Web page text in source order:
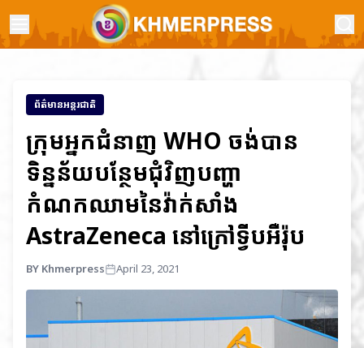
ព័ត៌មានអន្តរជាតិ
ក្រុមអ្នកជំនាញ WHO ចង់បាន
ទិន្នន័យបន្ថែមជុំវិញបញ្ហា
កំណកឈាមនៃវ៉ាក់សាំង
AstraZeneca នៅក្រៅទ្វីបអឺរ៉ុប
BY Khmerpress April 23, 2021